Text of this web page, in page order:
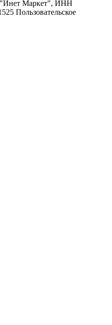
Маркет", ИНН
Пользовательское